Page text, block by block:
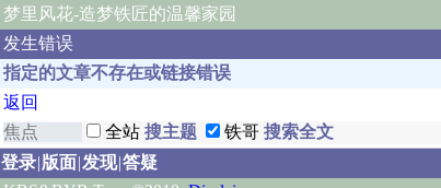
梦里风花-造梦铁匠的温馨家园
发生错误
指定的文章不存在或链接错误
返回
全站
铁哥
登录|版面|发现|答疑